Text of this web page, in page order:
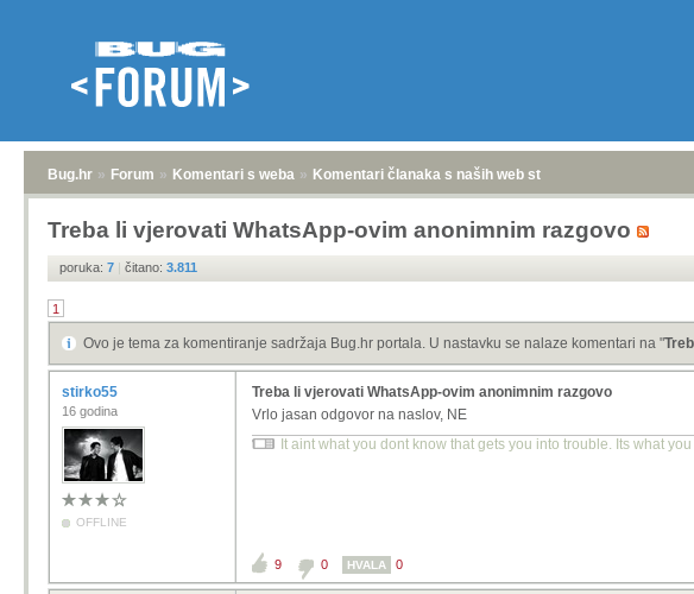
Bug.hr » Forum » Komentari s weba » Komentari članaka s naših web stranica
Treba li vjerovati WhatsApp-ovim anonimnim razgovo
poruka: 7 | čitano: 3.811
1
Ovo je tema za komentiranje sadržaja Bug.hr portala. U nastavku se nalaze komentari na "
stirko55
16 godina
OFFLINE
Treba li vjerovati WhatsApp-ovim anonimnim razgovo
Vrlo jasan odgovor na naslov, NE
It aint what you dont know that gets you into trouble. Its what
9 0 HVALA 0